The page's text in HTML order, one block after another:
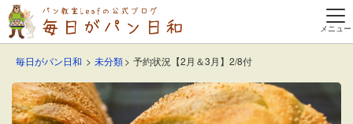
毎日がパン日和 未分類 予約状況【2月＆3月】2/8付